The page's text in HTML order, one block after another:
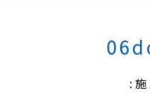
: